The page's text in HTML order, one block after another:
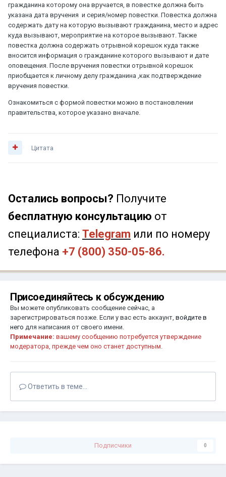
гражданина которому она вручается, в повестке должна быть
указана дата вручения и серия/номер повестки. Повестка должна
содержать дату на которую вызывают гражданина, место и адрес
куда вызывают, мероприятие на которое вызывают. Также
повестка должна содержать отрывной корешок куда также
вносится информация о гражданине которого вызывают и дате
оповещения. После вручения повестки отрывной корешок
приобщается к личному делу гражданина ,как подтверждение
вручения повестки.
Ознакомиться с формой повестки можно в постановлении
правительства, которое указано вначале.
Цитата
Остались вопросы? Получите
бесплатную консультацию от
специалиста: Telegram или по номеру
телефона +7 (800) 350-05-86.
Присоединяйтесь к обсуждению
Вы можете опубликовать сообщение сейчас, а
зарегистрироваться позже. Если у вас есть аккаунт, войдите в
него для написания от своего имени.
Примечание: вашему сообщению потребуется утверждение
модератора, прежде чем оно станет доступным.
Ответить в теме...
Подписчики 0